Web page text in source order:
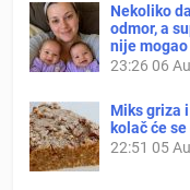
Nekoliko
odmor, a
nije
23:26 06
Miks griza
kolač će
22:51 05